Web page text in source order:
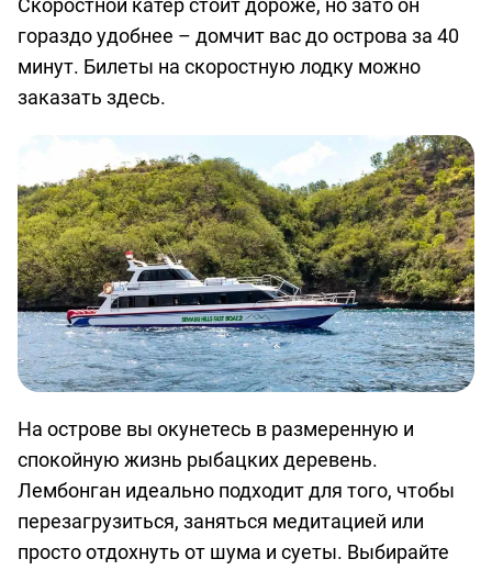
Скоростной катер стоит дороже, но зато он
гораздо удобнее – домчит вас до острова за 40
минут. Билеты на скоростную лодку можно
заказать здесь.
На острове вы окунетесь в размеренную и
спокойную жизнь рыбацких деревень.
Лембонган идеально подходит для того, чтобы
перезагрузиться, заняться медитацией или
просто отдохнуть от шума и суеты. Выбирайте